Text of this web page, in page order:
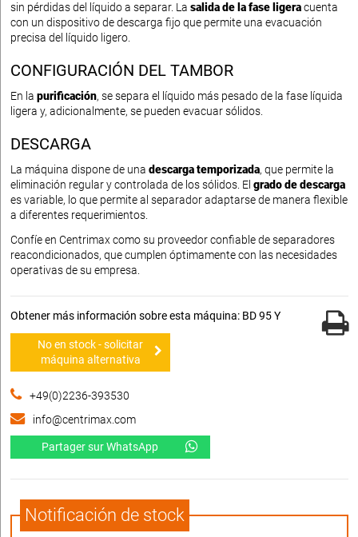
sin pérdidas del líquido a separar. La salida de la fase ligeracuenta
con un dispositivo de descarga fijo que permite una evacuación
precisa del líquido ligero.
CONFIGURACIÓN DEL TAMBOR
En la purificación, se separa el líquido más pesado de la fase líquida
ligera y, adicionalmente, se pueden evacuar sólidos.
DESCARGA
La máquina dispone de una descarga temporizada, que permite la
eliminación regular y controlada de los sólidos. El grado de descarga
es variable, lo que permite al separador adaptarse de manera flexible
a diferentes requerimientos.
Confíe en Centrimax como su proveedor confiable de separadores
reacondicionados, que cumplen óptimamente con las necesidades
operativas de su empresa.
Obtener más información sobre esta máquina: BD 95 Y
No en stock - solicitar
máquina alternativa
+49(0)2236-393530
info@centrimax.com
Partager sur WhatsApp
Notificación de stock